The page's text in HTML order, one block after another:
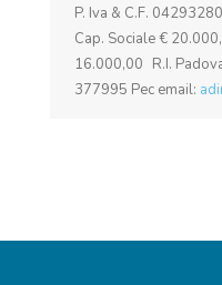
P. Iva & C.F.
Cap. Sociale €
16.000,00 R.I.
377995 Pec email: